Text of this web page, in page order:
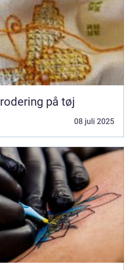
på tøj
08 juli 2025